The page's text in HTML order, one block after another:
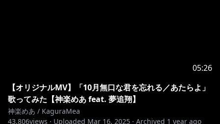
05:26
【オリジナルMV】「10月無口な君を忘れる／あたらよ」
歌ってみた【神楽めあ feat. 夢追翔】
神楽めあ / KaguraMea
43,806views · Uploaded Mar 16, 2025 · Archived 1 year ago